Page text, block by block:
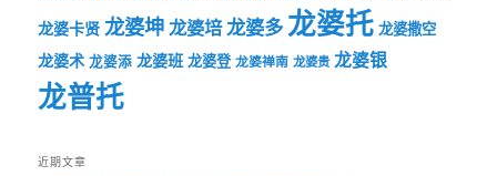
龙婆卡贤 龙婆坤龙婆培 龙婆多龙婆托 龙婆撒空
龙婆术 龙婆添 龙婆班 龙婆登 龙婆禅南 龙婆贵 龙婆银
龙普托
近期文章